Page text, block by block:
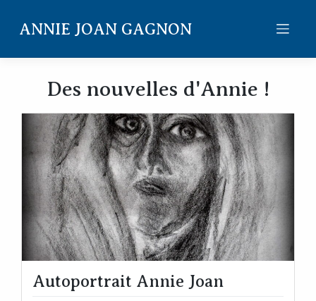
contentANNIE JOAN GAGNON
Des nouvelles d'Annie !
Autoportrait Annie Joan